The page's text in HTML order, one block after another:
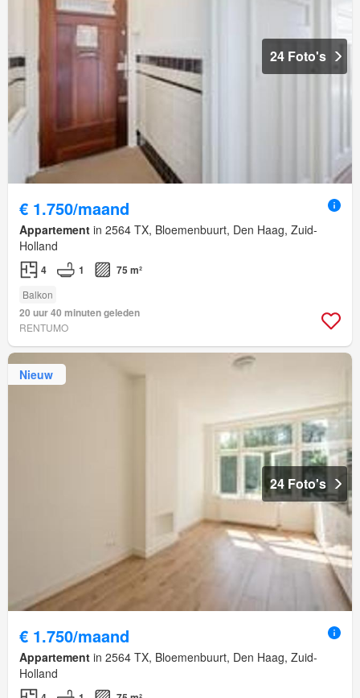
24 Foto's
€ 1.750/maand
Appartement in 2564 TX, Bloemenbuurt, Den Haag, Zuid-
Holland
4 1 75 m²
Balkon
20 uur 40 minuten geleden
RENTUMO
Nieuw
24 Foto's
€ 1.750/maand
Appartement in 2564 TX, Bloemenbuurt, Den Haag, Zuid-
Holland